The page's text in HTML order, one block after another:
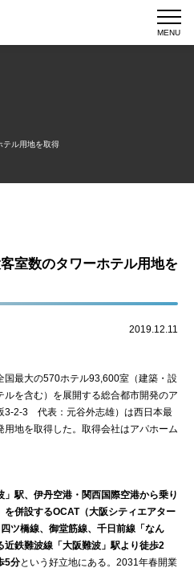
MENU
テル用地を取得
室数のタワーホテル用地を
2019.12.11
最大の570ホテル93,600室（建築・設
を含む）を展開する総合都市開発のア
3-2-3 代表：元谷外志雄）は西日本最
地を取得した。取得会社はアパホーム
」駅、伊丹空港・関西国際空港から乗り
を併設するOCAT（大阪シティエアター
ツ橋線、御堂筋線、千日前線「なん
鉄難波線「大阪難波」駅より徒歩2
5分という好立地にある。2031年春開業